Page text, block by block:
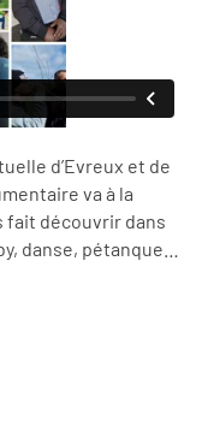
d’Evreux et de
va à la
fait découvrir dans
danse, pétanque…